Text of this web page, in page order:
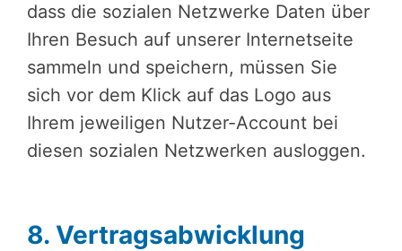
dass die sozialen Netzwerke Daten über
Ihren Besuch auf unserer Internetseite
sammeln und speichern, müssen Sie
sich vor dem Klick auf das Logo aus
Ihrem jeweiligen Nutzer-Account bei
diesen sozialen Netzwerken ausloggen.
8. Vertragsabwicklung